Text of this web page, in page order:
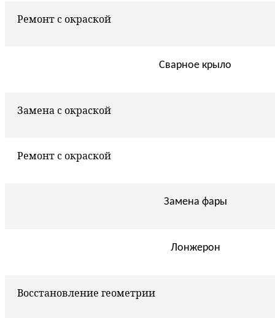
Ремонт с окраской
Сварное крыло
Замена с окраской
Ремонт с окраской
Замена фары
Лонжерон
Восстановление геометрии